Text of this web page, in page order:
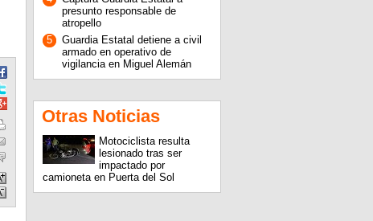
presunto responsable de
atropello
5
Guardia Estatal detiene a civil
armado en operativo de
vigilancia en Miguel Alemán
Otras Noticias
Motociclista resulta
lesionado tras ser
impactado por
camioneta en Puerta del Sol